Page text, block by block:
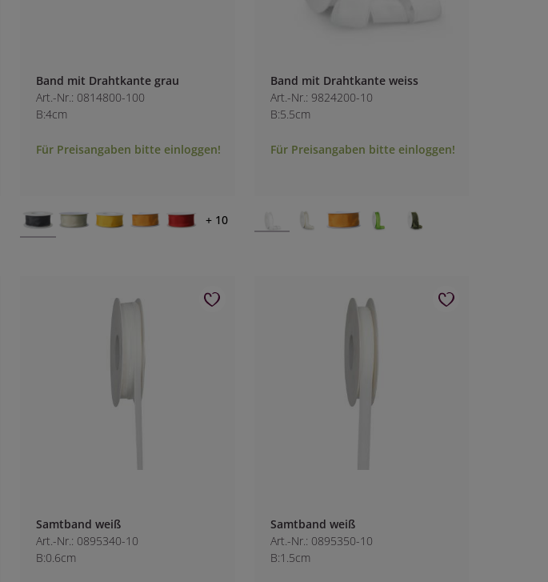
Band mit Drahtkante grau
Art.-Nr.: 0814800-100
B:4cm
Für Preisangaben bitte einloggen!
+ 10
Band mit Drahtkante weiss
Art.-Nr.: 9824200-10
B:5.5cm
Für Preisangaben bitte einloggen!
Samtband weiß
Art.-Nr.: 0895340-10
B:0.6cm
Samtband weiß
Art.-Nr.: 0895350-10
B:1.5cm